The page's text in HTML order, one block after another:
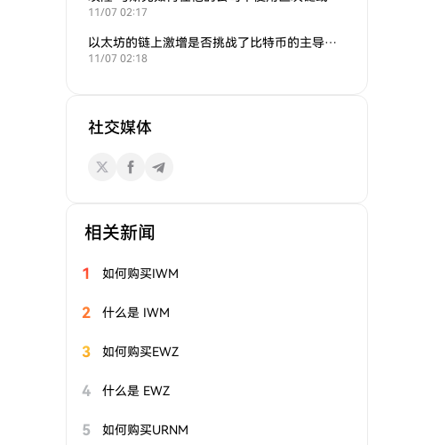
11/07 02:17
以太坊的链上激增是否挑战了比特币的主导地位？
11/07 02:18
社交媒体
相关新闻
1 如何购买IWM
2 什么是 IWM
3 如何购买EWZ
4 什么是 EWZ
5 如何购买URNM